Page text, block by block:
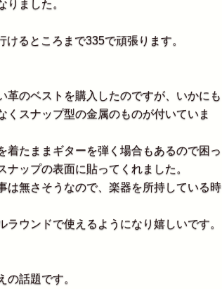
ました。
るところまで335で頑張ります。
のベストを購入したのですが、いかにも
スナップ型の金属のものが付いていま
たままギターを弾く場合もあるので困っ
ップの表面に貼ってくれました。
無さそうなので、楽器を所持している時
ウンドで使えるようになり嬉しいです。
話題です。